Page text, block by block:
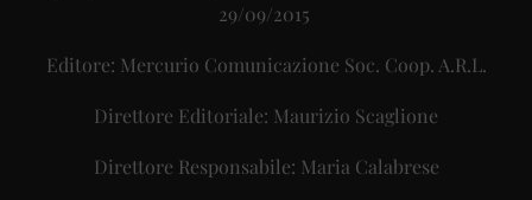
29/09/2015
Editore: Mercurio Comunicazione Soc. Coop. A.R.L.
Direttore Editoriale: Maurizio Scaglione
Direttore Responsabile: Maria Calabrese